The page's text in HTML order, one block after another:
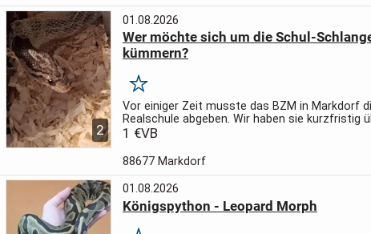
2
01.08.2026
Wer möchte sich um die Schul-
kümmern?
Merken
Vor einiger Zeit musste das BZM in Markdorf
Realschule abgeben. Wir haben sie kurzfristig
sie in gute Hände weitergeben. Aber auch nur
1 €VB
88677 Markdorf
01.08.2026
Königspython - Leopard Morph